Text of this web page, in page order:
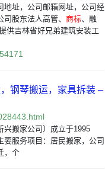
地址，公司邮箱网址，公司经
股东法人高管、 商标、融
供吉林省好兄弟建筑安装工
钢琴搬运，家具拆装 –
兴搬家公司）成立于1995
服务项目：居民搬家，公司
，个